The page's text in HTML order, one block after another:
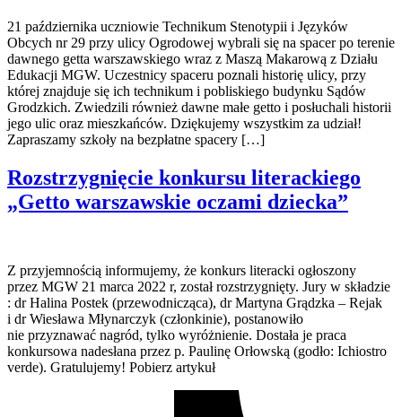
21 października uczniowie Technikum Stenotypii i Języków
Obcych nr 29 przy ulicy Ogrodowej wybrali się na spacer po terenie
dawnego getta warszawskiego wraz z Maszą Makarową z Działu
Edukacji MGW. Uczestnicy spaceru poznali historię ulicy, przy
której znajduje się ich technikum i pobliskiego budynku Sądów
Grodzkich. Zwiedzili również dawne małe getto i posłuchali historii
jego ulic oraz mieszkańców. Dziękujemy wszystkim za udział!
Zapraszamy szkoły na bezpłatne spacery […]
Rozstrzygnięcie konkursu literackiego
„Getto warszawskie oczami dziecka”
Z przyjemnością informujemy, że konkurs literacki ogłoszony
przez MGW 21 marca 2022 r, został rozstrzygnięty. Jury w składzie
: dr Halina Postek (przewodnicząca), dr Martyna Grądzka – Rejak
i dr Wiesława Młynarczyk (członkinie), postanowiło
nie przyznawać nagród, tylko wyróżnienie. Dostała je praca
konkursowa nadesłana przez p. Paulinę Orłowską (godło: Ichiostro
verde). Gratulujemy! Pobierz artykuł